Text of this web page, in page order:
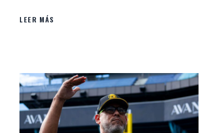
LEER MÁS